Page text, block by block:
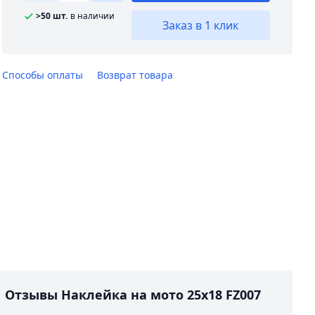
>50 шт. в наличии
Заказ в 1 клик
Способы оплаты Возврат товара
Отзывы Наклейка на мото 25х18 FZ007